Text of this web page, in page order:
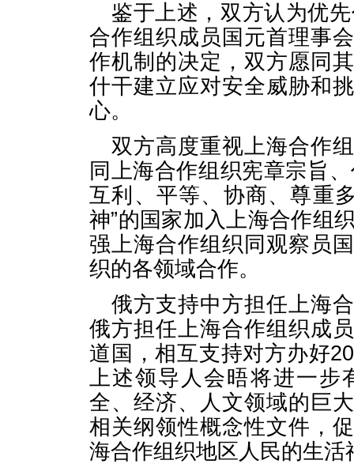
鉴于上述，双方认为优
合作组织成员国元首理事
作机制的决定，双方愿同
什干建立应对安全威胁和
心。
双方高度重视上海合作
同上海合作组织宪章宗旨
互利、平等、协商、尊重
神”的国家加入上海合作组
强上海合作组织同观察员
织的各领域合作。
俄方支持中方担任上海
俄方担任上海合作组织成
道国，相互支持对方办好
上述领导人会晤将进一步
全、经济、人文领域的巨
相关纲领性概念性文件，
海合作组织地区人民的生活